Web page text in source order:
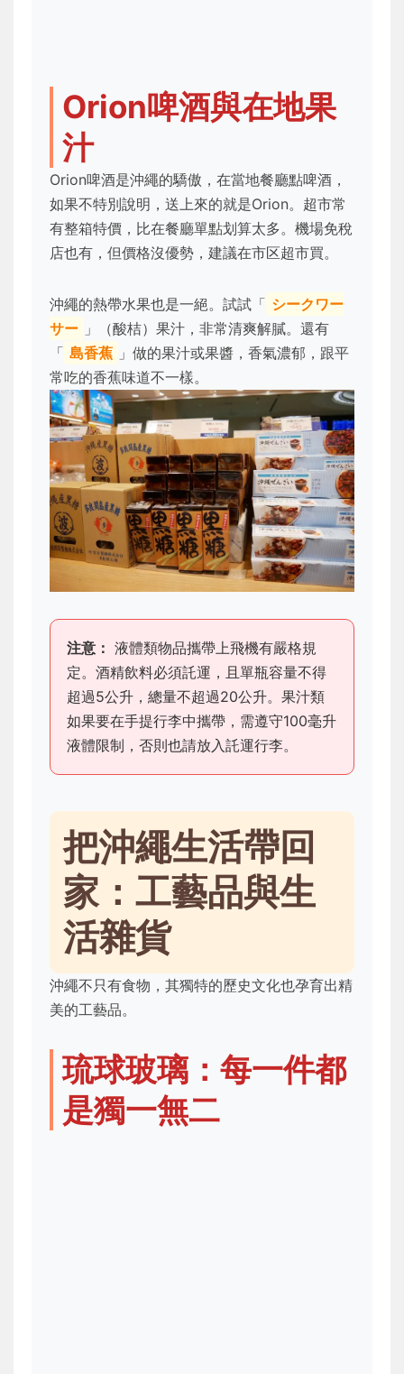
Orion啤酒與在地果
汁
Orion啤酒是沖繩的驕傲，在當地餐廳點啤酒，
如果不特別說明，送上來的就是Orion。超市常
有整箱特價，比在餐廳單點划算太多。機場免稅
店也有，但價格沒優勢，建議在市区超市買。
沖繩的熱帶水果也是一絕。試試「 シークワー
サー 」（酸桔）果汁，非常清爽解膩。還有
「 島香蕉 」做的果汁或果醬，香氣濃郁，跟平
常吃的香蕉味道不一樣。
注意： 液體類物品攜帶上飛機有嚴格規
定。酒精飲料必須託運，且單瓶容量不得
超過5公升，總量不超過20公升。果汁類
如果要在手提行李中攜帶，需遵守100毫升
液體限制，否則也請放入託運行李。
把沖繩生活帶回
家：工藝品與生
活雜貨
沖繩不只有食物，其獨特的歷史文化也孕育出精
美的工藝品。
琉球玻璃：每一件都
是獨一無二